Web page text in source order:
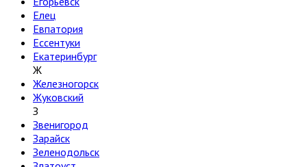
Елец
Евпатория
Ессентуки
Екатеринбург
Ж
Железногорск
Жуковский
З
Звенигород
Зарайск
Зеленодольск